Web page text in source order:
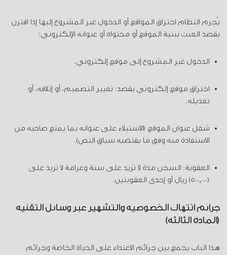
يُجرم النظام اختراق المواقع أو الدخول غير المشروع إليها إذا اقترن
بقصد العبث ببنية الموقع أو محتواه أو عنوانه الإلكتروني:
الدخول غير المشروع إلى موقع إلكتروني.
اختراق موقع إلكتروني بقصد: تغيير التصميم، أو إتلافه، أو
تعديله.
شَغل عنوان الموقع (الاستيلاء على عنوانه بما يمنع صاحبه من
الاستفادة منه وفق ما يقتضيه سياق النص).
العقوبة: السجن مدة لا تزيد على سنة وغرامة لا تزيد على
(500,000) ريال أو إحدى العقوبتين.
جرائم انتهاك الخصوصية والتشهير عبر وسائل التقنية
(المادة الثالثة)
هذا الباب يجمع بين جرائم الاعتداء على الحياة الخاصة وجرائم